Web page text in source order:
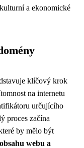
a ekonomické
klíčový krok
na internetu
určujícího
proces začína
by mělo být
webu a